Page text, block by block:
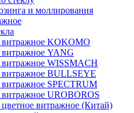
и моллирования
витражное KOKOMO
витражное YANG
витражное WISSMACH
витражное BULLSEYE
витражное SPECTRUM
витражное UROBOROS
витражное (Китай)